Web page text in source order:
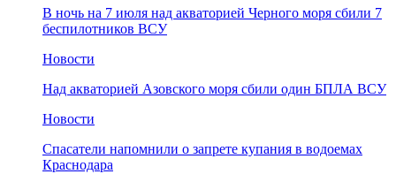
В ночь на 7 июля над акваторией Черного моря сбили 7
беспилотников ВСУ
Новости
Над акваторией Азовского моря сбили один БПЛА ВСУ
Новости
Спасатели напомнили о запрете купания в водоемах
Краснодара